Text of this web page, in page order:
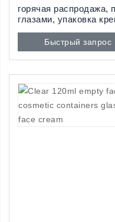
горячая распродажа,
глазами, упаковка
Быстрый запрос